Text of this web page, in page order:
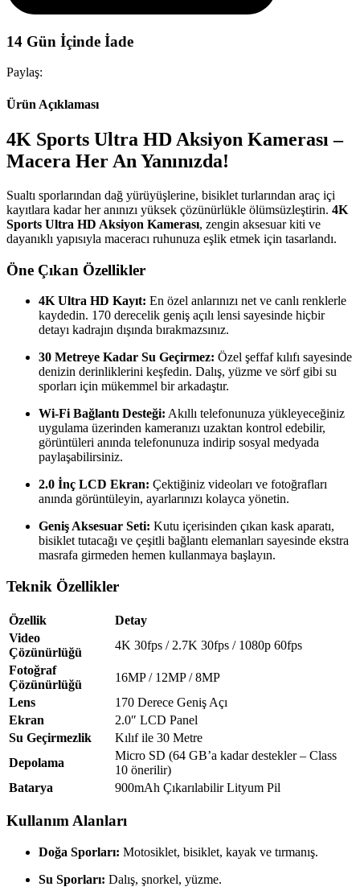
14 Gün İçinde İade
Paylaş:
Ürün Açıklaması
4K Sports Ultra HD Aksiyon Kamerası –
Macera Her An Yanınızda!
Sualtı sporlarından dağ yürüyüşlerine, bisiklet turlarından araç içi
kayıtlara kadar her anınızı yüksek çözünürlükle ölümsüzleştirin. 4K
Sports Ultra HD Aksiyon Kamerası, zengin aksesuar kiti ve
dayanıklı yapısıyla maceracı ruhunuza eşlik etmek için tasarlandı.
Öne Çıkan Özellikler
4K Ultra HD Kayıt: En özel anlarınızı net ve canlı renklerle
kaydedin. 170 derecelik geniş açılı lensi sayesinde hiçbir
detayı kadrajın dışında bırakmazsınız.
30 Metreye Kadar Su Geçirmez: Özel şeffaf kılıfı sayesinde
denizin derinliklerini keşfedin. Dalış, yüzme ve sörf gibi su
sporları için mükemmel bir arkadaştır.
Wi-Fi Bağlantı Desteği: Akıllı telefonunuza yükleyeceğiniz
uygulama üzerinden kameranızı uzaktan kontrol edebilir,
görüntüleri anında telefonunuza indirip sosyal medyada
paylaşabilirsiniz.
2.0 İnç LCD Ekran: Çektiğiniz videoları ve fotoğrafları
anında görüntüleyin, ayarlarınızı kolayca yönetin.
Geniş Aksesuar Seti: Kutu içerisinden çıkan kask aparatı,
bisiklet tutacağı ve çeşitli bağlantı elemanları sayesinde ekstra
masrafa girmeden hemen kullanmaya başlayın.
Teknik Özellikler
Özellik
Detay
Video
Çözünürlüğü
4K 30fps / 2.7K 30fps / 1080p 60fps
Fotoğraf
Çözünürlüğü
16MP / 12MP / 8MP
Lens
170 Derece Geniş Açı
Ekran
2.0″ LCD Panel
Su Geçirmezlik
Kılıf ile 30 Metre
Depolama
Micro SD (64 GB’a kadar destekler – Class
10 önerilir)
Batarya
900mAh Çıkarılabilir Lityum Pil
Kullanım Alanları
Doğa Sporları: Motosiklet, bisiklet, kayak ve tırmanış.
Su Sporları: Dalış, şnorkel, yüzme.